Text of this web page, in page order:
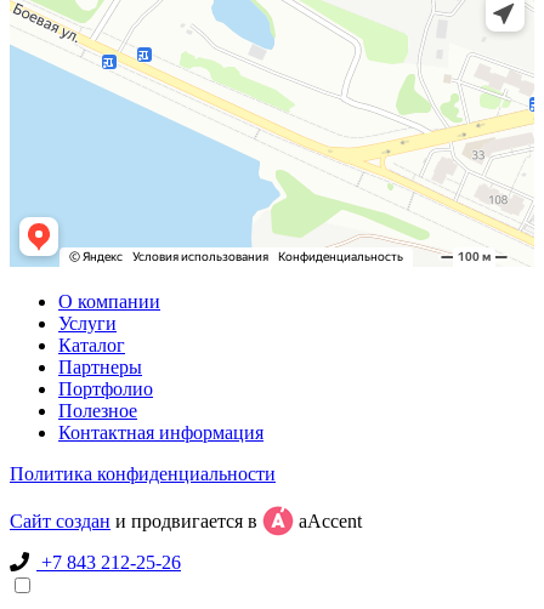
О компании
Услуги
Каталог
Партнеры
Портфолио
Полезное
Контактная информация
Политика конфиденциальности
Сайт создан и продвигается в
aAccent
+7 843 212-25-26